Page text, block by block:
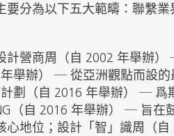
要分為以下五大範疇：聯繫
計營商周（自 2002 年舉辦
舉辦） ─ 從亞洲觀點而設
劃（自 2016 年舉辦） ─ 爲
（自 2016 年舉辦） ─ 旨
心地位；設計「智」識周（